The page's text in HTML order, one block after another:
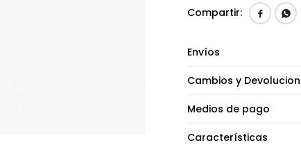
 
Envíos
Cambios y
Medios de pago
Características